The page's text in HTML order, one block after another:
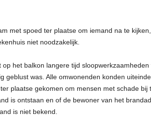
met spoed ter plaatse om iemand na te
niet noodzakelijk.
op het balkon langere tijd
geblust was. Alle omwonenden konden
plaatse gekomen om mensen met schade bij
is ontstaan en of de bewoner van het
is niet bekend.